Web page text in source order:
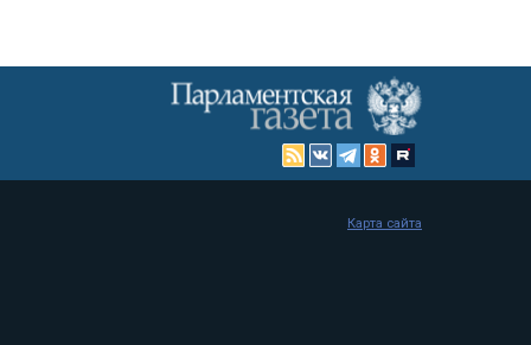
Карта сайта